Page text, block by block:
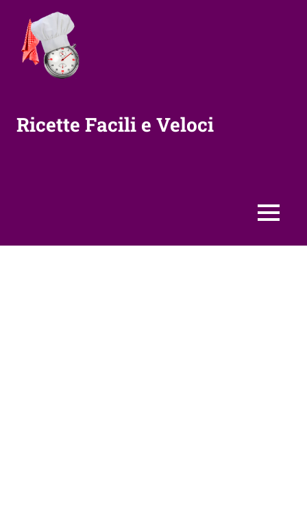
contenuto
Ricette Facili e Veloci
MENU